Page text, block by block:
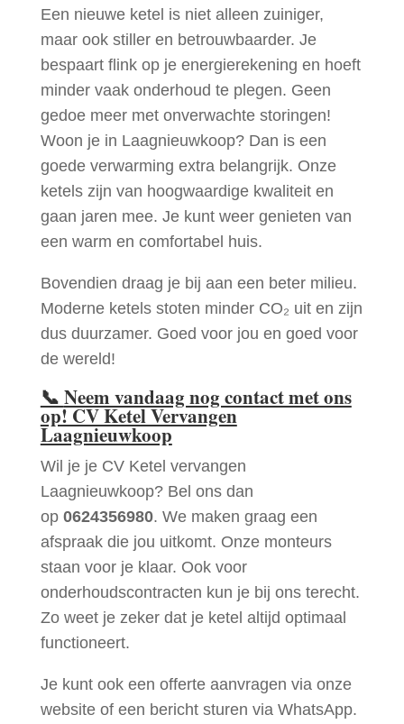
Een nieuwe ketel is niet alleen zuiniger,
maar ook stiller en betrouwbaarder. Je
bespaart flink op je energierekening en hoeft
minder vaak onderhoud te plegen. Geen
gedoe meer met onverwachte storingen!
Woon je in Laagnieuwkoop? Dan is een
goede verwarming extra belangrijk. Onze
ketels zijn van hoogwaardige kwaliteit en
gaan jaren mee. Je kunt weer genieten van
een warm en comfortabel huis.
Bovendien draag je bij aan een beter milieu.
Moderne ketels stoten minder CO₂ uit en zijn
dus duurzamer. Goed voor jou en goed voor
de wereld!
📞 Neem vandaag nog contact met ons
op! CV Ketel Vervangen
Laagnieuwkoop
Wil je je CV Ketel vervangen
Laagnieuwkoop? Bel ons dan
op 0624356980. We maken graag een
afspraak die jou uitkomt. Onze monteurs
staan voor je klaar. Ook voor
onderhoudscontracten kun je bij ons terecht.
Zo weet je zeker dat je ketel altijd optimaal
functioneert.
Je kunt ook een offerte aanvragen via onze
website of een bericht sturen via WhatsApp.